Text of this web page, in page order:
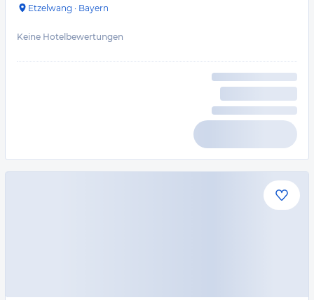
Etzelwang · Bayern
Keine Hotelbewertungen